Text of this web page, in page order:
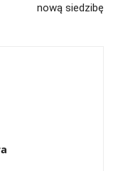
nową siedzibę